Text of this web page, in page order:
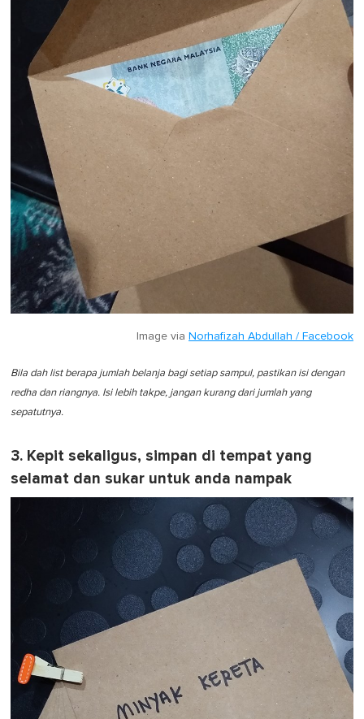
Image via Norhafizah Abdullah / Facebook
Bila dah list berapa jumlah belanja bagi setiap sampul, pastikan isi dengan
redha dan riangnya. Isi lebih takpe, jangan kurang dari jumlah yang
sepatutnya.
3. Kepit sekaligus, simpan di tempat yang
selamat dan sukar untuk anda nampak